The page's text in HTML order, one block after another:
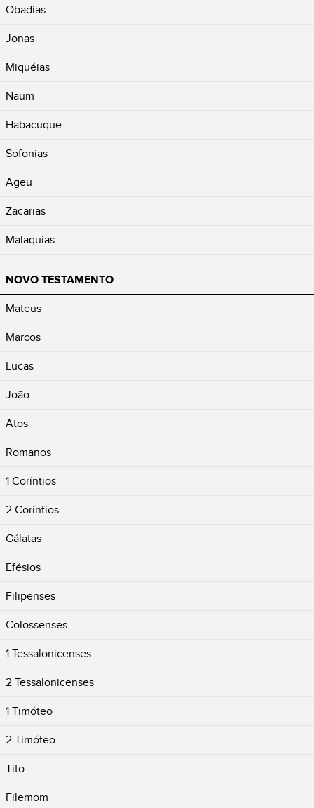
Obadias
Jonas
Miquéias
Naum
Habacuque
Sofonias
Ageu
Zacarias
Malaquias
NOVO TESTAMENTO
Mateus
Marcos
Lucas
João
Atos
Romanos
1 Coríntios
2 Coríntios
Gálatas
Efésios
Filipenses
Colossenses
1 Tessalonicenses
2 Tessalonicenses
1 Timóteo
2 Timóteo
Tito
Filemom